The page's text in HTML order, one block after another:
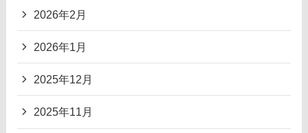
2026年2月
2026年1月
2025年12月
2025年11月